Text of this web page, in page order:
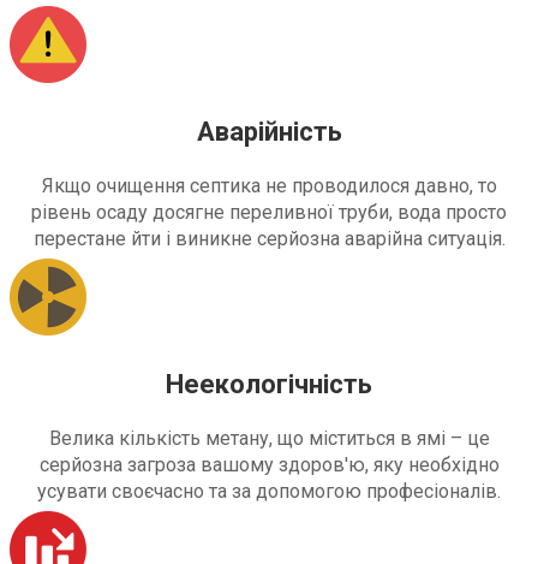
Аварійність
Якщо очищення септика не проводилося давно, то
рівень осаду досягне переливної труби, вода просто
перестане йти і виникне серйозна аварійна ситуація.
Неекологічність
Велика кількість метану, що міститься в ямі – це
серйозна загроза вашому здоров'ю, яку необхідно
усувати своєчасно та за допомогою професіоналів.